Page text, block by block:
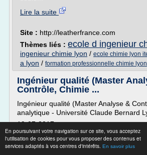
En poursuivant votre navigation sur ce site, vous acceptez
l'utilisation de cookies pour vous proposer des contenus et
services adaptés à vos centres d'intérêts. En savoir plus
Lire la suite
Site : http://leatherfrance.com
Thèmes liés : ecole d ingenieur
ingenieur chimie lyon / ecole chimie lyon
a lyon / formation professionnelle chimie lyon
Ingénieur qualité (Master
Contrôle, Chimie ...
Ingénieur qualité (Master Analyse &
analytique - Université Claude Bernard
19-07-2017
Cette personne recherche un poste en
Qualité.